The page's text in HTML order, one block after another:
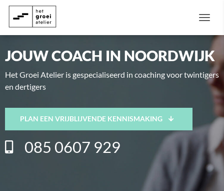
JOUW COACH IN NOORDWIJK
Het Groei Atelier is gespecialiseerd in coaching voor twintigers
en dertigers
PLAN EEN VRIJBLIJVENDE KENNISMAKING
085 0607 929